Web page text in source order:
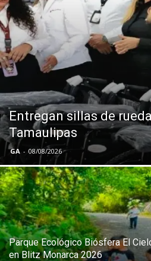
Entregan sillas de
Tamaulipas
GA - 08/08/2026
Parque Ecológico Biósfera El
en Blitz Monarca 2026